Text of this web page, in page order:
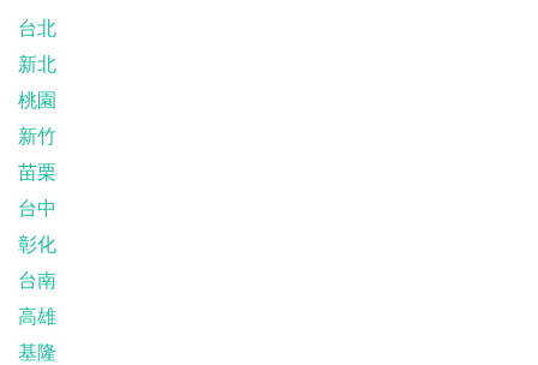
台北
新北
桃園
新竹
苗栗
台中
彰化
台南
高雄
基隆